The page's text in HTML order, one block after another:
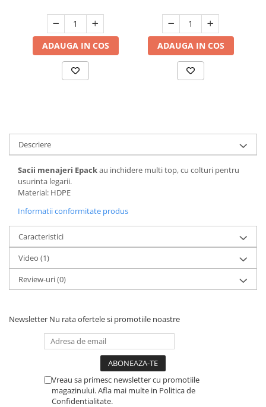
Suporturi si servetele
Tacamuri si seturi
Taietoare manuale
Tocatoare de bucatarie
Vaze si boluri decorative
Vesela unica folosinta
Suporturi si accesorii de baie
Uscatoare de rufe
ADAUGA IN COS ADAUGA IN COS
Descriere
Sacii menajeri Epackau inchidere multi top, cu colturi pentru
usurinta legarii.
Material: HDPE
Informatii conformitate produs
Caracteristici
Video (1)
Review-uri(0)
Newsletter Nu rata ofertele si promotiile noastre
Vreau sa primesc newsletter cu promotiile
magazinului. Afla mai multe in Politica de
Confidentialitate.